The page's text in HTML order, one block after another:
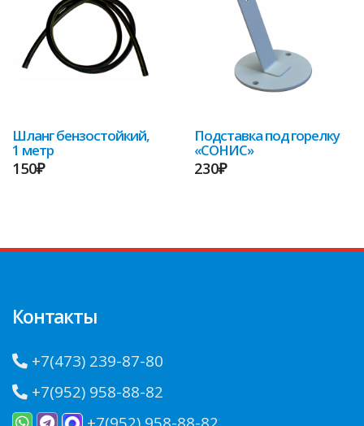
Шланг бензостойкий,
1 метр
150₽
Подставка под горелку
«СОНИС»
230₽
Контакты
+7(473) 239-87-80
+7(952) 958-88-82